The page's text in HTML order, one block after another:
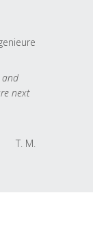
and
next
T. M.